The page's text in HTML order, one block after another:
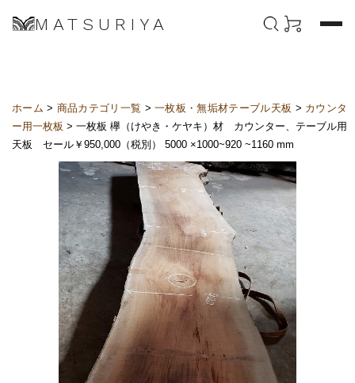
MATSURIYA
ホーム > 商品カテゴリ一覧 >一枚板・無垢材テーブル天板 > カウンタ
ー用一枚板 > 一枚板 欅（けやき・ケヤキ）材 カウンター、テーブル用
天板 セール￥950,000（税別） 5000 ×1000~920 ~1160 mm